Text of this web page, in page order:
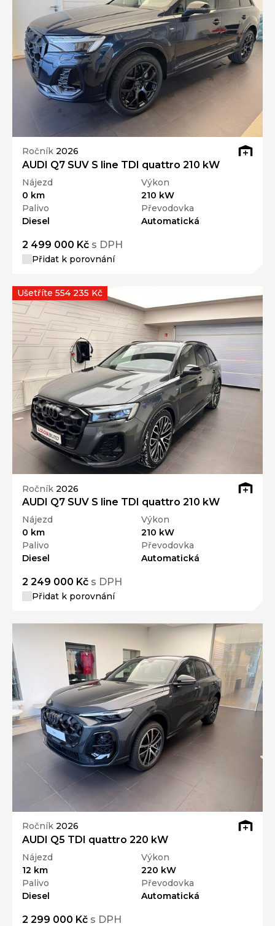
Ročník 2026
AUDI Q7 SUV S line TDI quattro 210 kW
Nájezd
0 km
Výkon
210 kW
Palivo
Diesel
Převodovka
Automatická
2 499 000 Kč s DPH
Přidat k porovnání
Ročník 2026
AUDI Q7 SUV S line TDI quattro 210 kW
Nájezd
0 km
Výkon
210 kW
Palivo
Diesel
Převodovka
Automatická
2 249 000 Kč s DPH
Přidat k porovnání
Ušetříte 554 235 Kč
Ročník 2026
AUDI Q5 TDI quattro 220 kW
Nájezd
12 km
Výkon
220 kW
Palivo
Diesel
Převodovka
Automatická
2 299 000 Kč s DPH